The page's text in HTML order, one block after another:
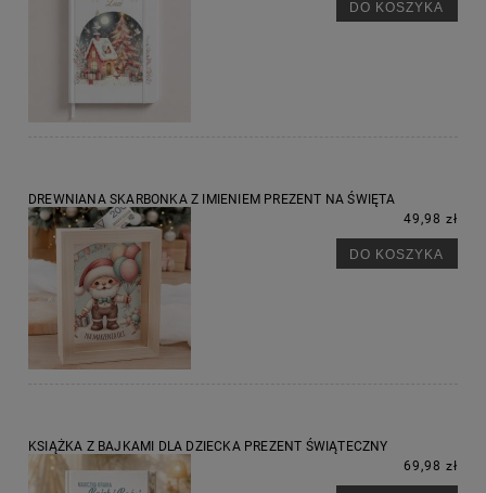
DO KOSZYKA
DREWNIANA SKARBONKA Z IMIENIEM PREZENT NA ŚWIĘTA
49,98 zł
DO KOSZYKA
KSIĄŻKA Z BAJKAMI DLA DZIECKA PREZENT ŚWIĄTECZNY
69,98 zł